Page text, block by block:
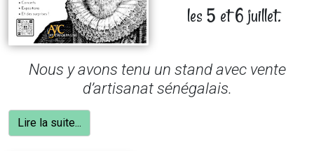
les 5 et 6 juillet.
Nous y avons tenu un stand avec vente
d’artisanat sénégalais.
Lire la suite...